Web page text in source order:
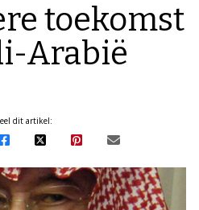
toekomst
Arabië
dit artikel: